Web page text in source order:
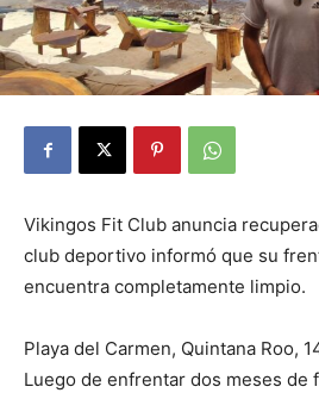
Vikingos Fit Club anuncia
club deportivo informó que su
encuentra completamente limpio.
Playa del Carmen, Quintana Roo,
Luego de enfrentar dos meses de